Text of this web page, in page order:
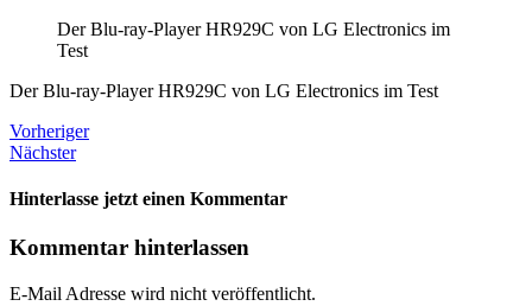
Der Blu-ray-Player HR929C von LG Electronics im
Test
Der Blu-ray-Player HR929C von LG Electronics im Test
Vorheriger
Nächster
Hinterlasse jetzt einen Kommentar
Kommentar hinterlassen
E-Mail Adresse wird nicht veröffentlicht.